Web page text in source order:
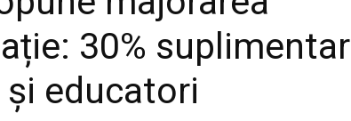
30% suplimentar
educatori